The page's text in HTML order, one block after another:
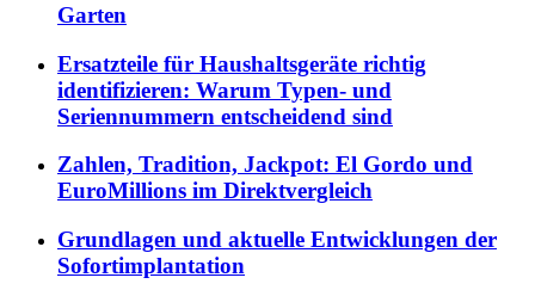
Garten
Ersatzteile für Haushaltsgeräte richtig
identifizieren: Warum Typen- und
Seriennummern entscheidend sind
Zahlen, Tradition, Jackpot: El Gordo und
EuroMillions im Direktvergleich
Grundlagen und aktuelle Entwicklungen der
Sofortimplantation